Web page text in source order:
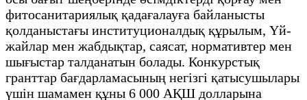
фитосанитариялық қадағалауға байланысты
қолданыстағы институционалдық құрылым, Үй-
жайлар мен жабдықтар, саясат, нормативтер мен
шығыстар талданатын болады. Конкурстық
гранттар бағдарламасының негізгі қатысушылары
үшін шамамен құны 6 000 АҚШ долларына